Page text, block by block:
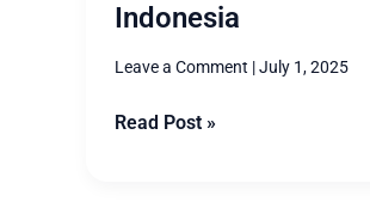
Indonesia
Leave a Comment |July 1, 2025
Read Post »